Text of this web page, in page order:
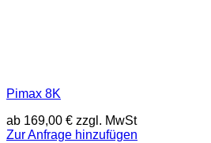
Pimax 8K
ab 169,00 € zzgl. MwSt
Zur Anfrage hinzufügen